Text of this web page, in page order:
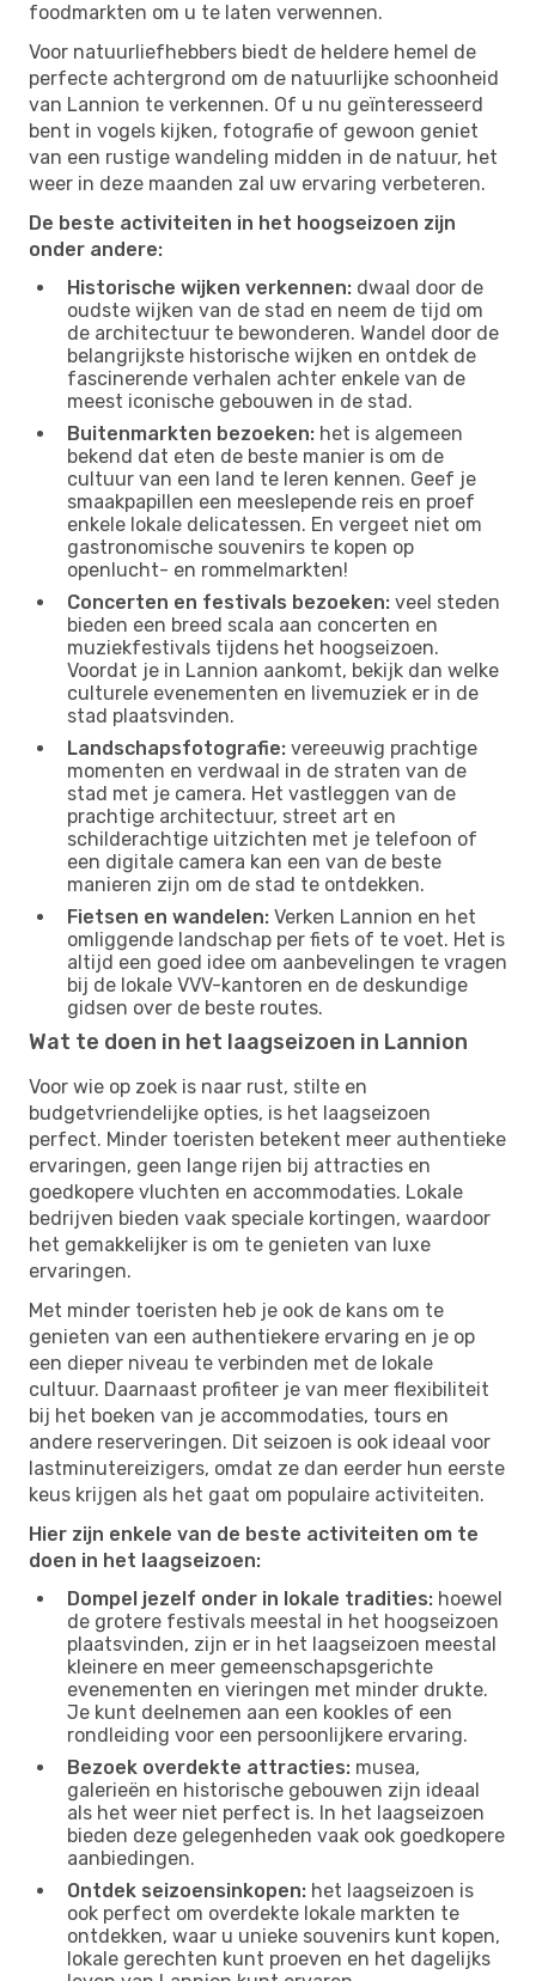
foodmarkten om u te laten verwennen.
Voor natuurliefhebbers biedt de heldere hemel de
perfecte achtergrond om de natuurlijke schoonheid
van Lannion te verkennen. Of u nu geïnteresseerd
bent in vogels kijken, fotografie of gewoon geniet
van een rustige wandeling midden in de natuur, het
weer in deze maanden zal uw ervaring verbeteren.
De beste activiteiten in het hoogseizoen zijn
onder andere:
Historische wijken verkennen: dwaal door de
oudste wijken van de stad en neem de tijd om
de architectuur te bewonderen. Wandel door de
belangrijkste historische wijken en ontdek de
fascinerende verhalen achter enkele van de
meest iconische gebouwen in de stad.
Buitenmarkten bezoeken: het is algemeen
bekend dat eten de beste manier is om de
cultuur van een land te leren kennen. Geef je
smaakpapillen een meeslepende reis en proef
enkele lokale delicatessen. En vergeet niet om
gastronomische souvenirs te kopen op
openlucht- en rommelmarkten!
Concerten en festivals bezoeken: veel steden
bieden een breed scala aan concerten en
muziekfestivals tijdens het hoogseizoen.
Voordat je in Lannion aankomt, bekijk dan welke
culturele evenementen en livemuziek er in de
stad plaatsvinden.
Landschapsfotografie: vereeuwig prachtige
momenten en verdwaal in de straten van de
stad met je camera. Het vastleggen van de
prachtige architectuur, street art en
schilderachtige uitzichten met je telefoon of
een digitale camera kan een van de beste
manieren zijn om de stad te ontdekken.
Fietsen en wandelen: Verken Lannion en het
omliggende landschap per fiets of te voet. Het is
altijd een goed idee om aanbevelingen te vragen
bij de lokale VVV-kantoren en de deskundige
gidsen over de beste routes.
Wat te doen in het laagseizoen in Lannion
Voor wie op zoek is naar rust, stilte en
budgetvriendelijke opties, is het laagseizoen
perfect. Minder toeristen betekent meer authentieke
ervaringen, geen lange rijen bij attracties en
goedkopere vluchten en accommodaties. Lokale
bedrijven bieden vaak speciale kortingen, waardoor
het gemakkelijker is om te genieten van luxe
ervaringen.
Met minder toeristen heb je ook de kans om te
genieten van een authentiekere ervaring en je op
een dieper niveau te verbinden met de lokale
cultuur. Daarnaast profiteer je van meer flexibiliteit
bij het boeken van je accommodaties, tours en
andere reserveringen. Dit seizoen is ook ideaal voor
lastminutereizigers, omdat ze dan eerder hun eerste
keus krijgen als het gaat om populaire activiteiten.
Hier zijn enkele van de beste activiteiten om te
doen in het laagseizoen:
Dompel jezelf onder in lokale tradities: hoewel
de grotere festivals meestal in het hoogseizoen
plaatsvinden, zijn er in het laagseizoen meestal
kleinere en meer gemeenschapsgerichte
evenementen en vieringen met minder drukte.
Je kunt deelnemen aan een kookles of een
rondleiding voor een persoonlijkere ervaring.
Bezoek overdekte attracties: musea,
galerieën en historische gebouwen zijn ideaal
als het weer niet perfect is. In het laagseizoen
bieden deze gelegenheden vaak ook goedkopere
aanbiedingen.
Ontdek seizoensinkopen: het laagseizoen is
ook perfect om overdekte lokale markten te
ontdekken, waar u unieke souvenirs kunt kopen,
lokale gerechten kunt proeven en het dagelijks